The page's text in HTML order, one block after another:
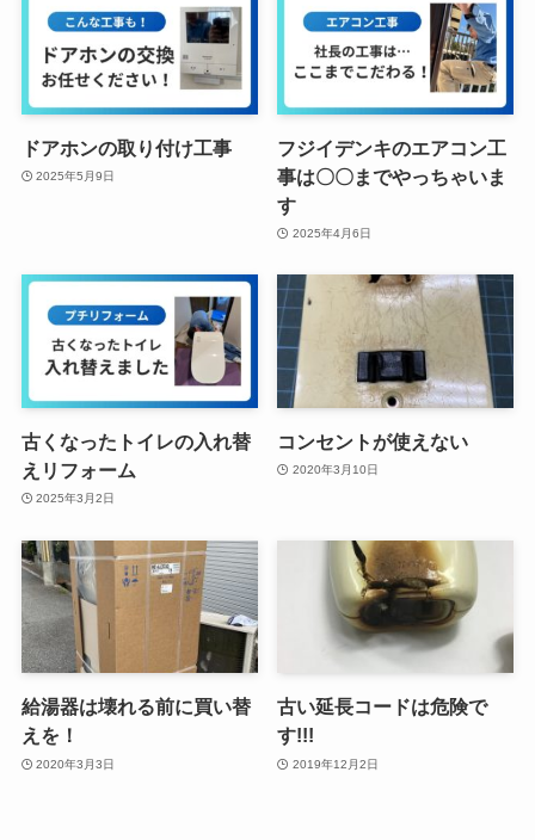
ドアホンの取り付け工事
2025年5月9日
フジイデンキのエアコン工
事は〇〇までやっちゃいま
す
2025年4月6日
古くなったトイレの入れ替
えリフォーム
2025年3月2日
コンセントが使えない
2020年3月10日
給湯器は壊れる前に買い替
えを！
2020年3月3日
古い延長コードは危険で
す!!!
2019年12月2日